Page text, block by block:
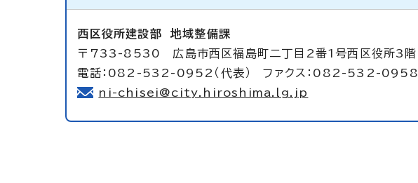
西区役所建設部地域整備課
〒733-8530 広島市西区福島町二丁目2番1号西区役所3階
電話：082-532-0952（代表） ファクス：082-532-0958
ni-chisei@city.hiroshima.lg.jp